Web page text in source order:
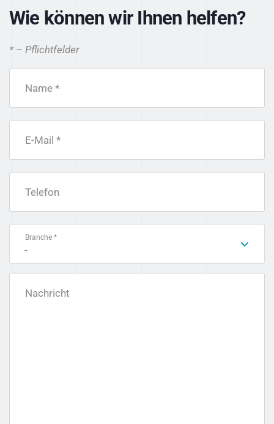
Wie können wir Ihnen helfen?
* – Pflichtfelder
Name *
E-Mail *
Telefon
Branche *
-
Nachricht